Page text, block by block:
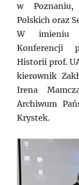
w Poznaniu,
Polskich oraz
W imieniu
Konferencji
Historii prof.
kierownik
Irena
Archiwum
Krystek.